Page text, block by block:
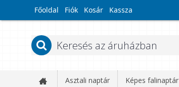
Főoldal Fiók Kosár Kassza
Asztali naptár Képes falinaptár